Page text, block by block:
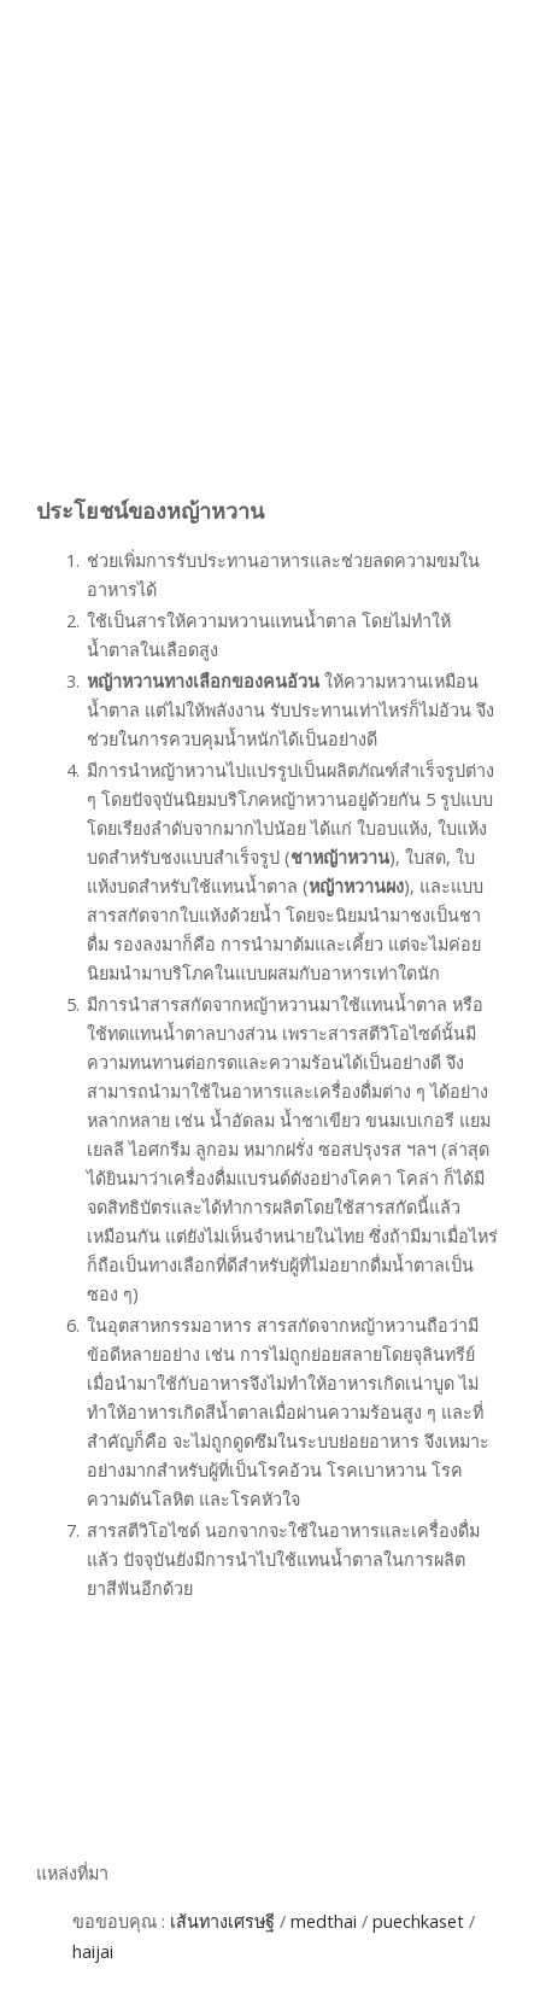
ประโยชน์ของหญ้าหวาน
ช่วยเพิ่มการรับประทานอาหารและช่วยลดความขมใน
อาหารได้
ใช้เป็นสารให้ความหวานแทนน้ำตาล โดยไม่ทำให้
น้ำตาลในเลือดสูง
หญ้าหวานทางเลือกของคนอ้วน ให้ความหวานเหมือน
น้ำตาล แต่ไม่ให้พลังงาน รับประทานเท่าไหร่ก็ไม่อ้วน จึง
ช่วยในการควบคุมน้ำหนักได้เป็นอย่างดี
มีการนำหญ้าหวานไปแปรรูปเป็นผลิตภัณฑ์สำเร็จรูปต่าง
ๆ โดยปัจจุบันนิยมบริโภคหญ้าหวานอยู่ด้วยกัน 5 รูปแบบ
โดยเรียงลำดับจากมากไปน้อย ได้แก่ ใบอบแห้ง, ใบแห้ง
บดสำหรับชงแบบสำเร็จรูป (ชาหญ้าหวาน), ใบสด, ใบ
แห้งบดสำหรับใช้แทนน้ำตาล (หญ้าหวานผง), และแบบ
สารสกัดจากใบแห้งด้วยน้ำ โดยจะนิยมนำมาชงเป็นชา
ดื่ม รองลงมาก็คือ การนำมาต้มและเคี้ยว แต่จะไม่ค่อย
นิยมนำมาบริโภคในแบบผสมกับอาหารเท่าใดนัก
มีการนำสารสกัดจากหญ้าหวานมาใช้แทนน้ำตาล หรือ
ใช้ทดแทนน้ำตาลบางส่วน เพราะสารสตีวิโอไซด์นั้นมี
ความทนทานต่อกรดและความร้อนได้เป็นอย่างดี จึง
สามารถนำมาใช้ในอาหารและเครื่องดื่มต่าง ๆ ได้อย่าง
หลากหลาย เช่น น้ำอัดลม น้ำชาเขียว ขนมเบเกอรี แยม
เยลลี ไอศกรีม ลูกอม หมากฝรั่ง ซอสปรุงรส ฯลฯ (ล่าสุด
ได้ยินมาว่าเครื่องดื่มแบรนด์ดังอย่างโคคา โคล่า ก็ได้มี
จดสิทธิบัตรและได้ทำการผลิตโดยใช้สารสกัดนี้แล้ว
เหมือนกัน แต่ยังไม่เห็นจำหน่ายในไทย ซึ่งถ้ามีมาเมื่อไหร่
ก็ถือเป็นทางเลือกที่ดีสำหรับผู้ที่ไม่อยากดื่มน้ำตาลเป็น
ซอง ๆ)
ในอุตสาหกรรมอาหาร สารสกัดจากหญ้าหวานถือว่ามี
ข้อดีหลายอย่าง เช่น การไม่ถูกย่อยสลายโดยจุลินทรีย์
เมื่อนำมาใช้กับอาหารจึงไม่ทำให้อาหารเกิดเน่าบูด ไม่
ทำให้อาหารเกิดสีน้ำตาลเมื่อผ่านความร้อนสูง ๆ และที่
สำคัญก็คือ จะไม่ถูกดูดซึมในระบบย่อยอาหาร จึงเหมาะ
อย่างมากสำหรับผู้ที่เป็นโรคอ้วน โรคเบาหวาน โรค
ความดันโลหิต และโรคหัวใจ
สารสตีวิโอไซด์ นอกจากจะใช้ในอาหารและเครื่องดื่ม
แล้ว ปัจจุบันยังมีการนำไปใช้แทนน้ำตาลในการผลิต
ยาสีฟันอีกด้วย
แหล่งที่มา
ขอขอบคุณ : เส้นทางเศรษฐี / medthai / puechkaset /
haijai